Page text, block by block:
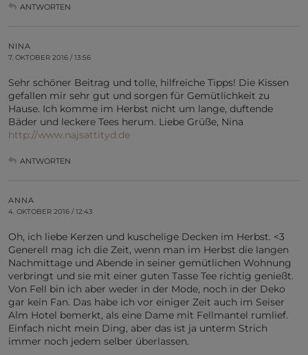
ANTWORTEN
NINA
7. OKTOBER 2016 / 13:56
Sehr schöner Beitrag und tolle, hilfreiche Tipps! Die Kissen
gefallen mir sehr gut und sorgen für Gemütlichkeit zu
Hause. Ich komme im Herbst nicht um lange, duftende
Bäder und leckere Tees herum. Liebe Grüße, Nina
http://www.najsattityd.de
ANTWORTEN
ANNA
4. OKTOBER 2016 / 12:43
Oh, ich liebe Kerzen und kuschelige Decken im Herbst. <3
Generell mag ich die Zeit, wenn man im Herbst die langen
Nachmittage und Abende in seiner gemütlichen Wohnung
verbringt und sie mit einer guten Tasse Tee richtig genießt.
Von Fell bin ich aber weder in der Mode, noch in der Deko
gar kein Fan. Das habe ich vor einiger Zeit auch im Seiser
Alm Hotel bemerkt, als eine Dame mit Fellmantel rumlief.
Einfach nicht mein Ding, aber das ist ja unterm Strich
immer noch jedem selber überlassen.